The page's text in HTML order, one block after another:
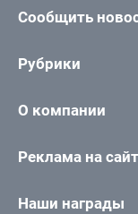
Сообщить
Рубрики
О компании
Реклама на
Наши награды